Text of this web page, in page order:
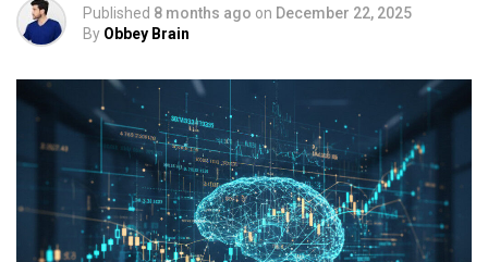
Published 8 months ago on December 22, 2025
By Obbey Brain